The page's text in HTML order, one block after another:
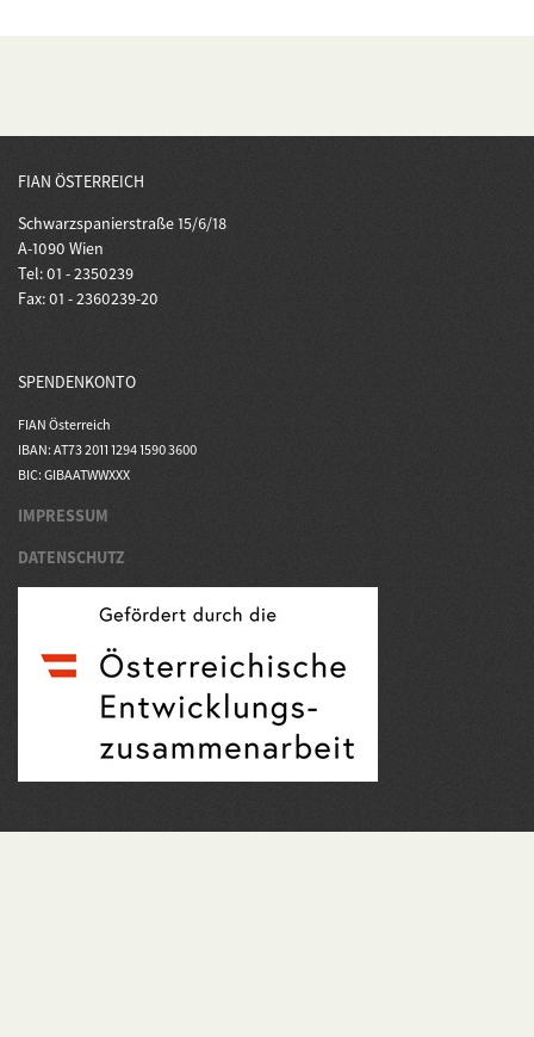
FIAN ÖSTERREICH
Schwarzspanierstraße 15/6/18
A-1090 Wien
Tel: 01 - 2350239
Fax: 01 - 2360239-20
SPENDENKONTO
FIAN Österreich
IBAN: AT73 2011 1294 1590 3600
BIC: GIBAATWWXXX
IMPRESSUM
DATENSCHUTZ